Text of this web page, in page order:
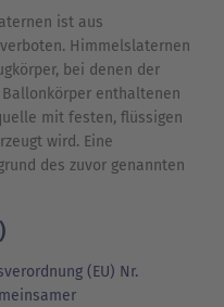
ist aus
Himmelslaternen
bei denen der
enthaltenen
mit festen, flüssigen
wird. Eine
des zuvor genannten
(EU) Nr.